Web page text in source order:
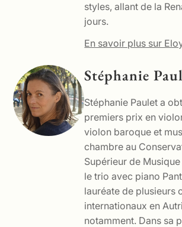
styles, allant de la
jours.
En savoir plus sur
Stéphanie
Stéphanie Paulet a
premiers prix en
violon baroque et
chambre au
Supérieur de
le trio avec piano
lauréate de plusieurs
internationaux en
notamment. Dans sa